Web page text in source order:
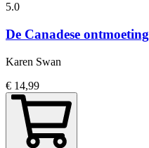
5.0
De Canadese ontmoeting
Karen Swan
€ 14,99